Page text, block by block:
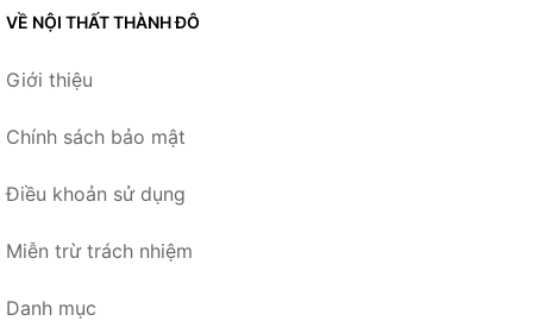
VỀ NỘI THẤT THÀNH ĐÔ
Giới thiệu
Chính sách bảo mật
Điều khoản sử dụng
Miễn trừ trách nhiệm
Danh mục